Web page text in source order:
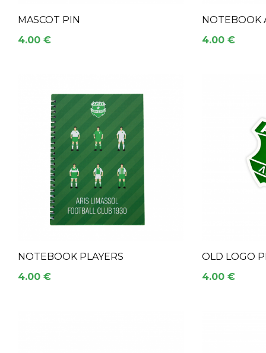
MASCOT PIN
4.00 €
NOTEBOOK
4.00 €
NOTEBOOK PLAYERS
4.00 €
OLD LOGO
4.00 €